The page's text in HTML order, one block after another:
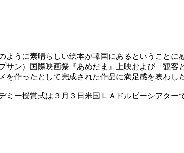
うに素晴らしい絵本が韓国にあるということに
ン）国際映画祭『あめだま』上映および「観客
作ったとして完成された作品に満足感を表わした
ー授賞式は３月３日米国ＬＡドルビーシアター